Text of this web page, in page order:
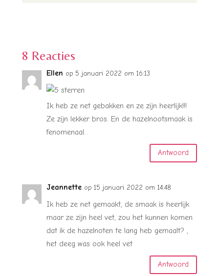
8 Reacties
Ellen op 5 januari 2022 om 16:13
Ik heb ze net gebakken en ze zijn heerlijk!!!
Ze zijn lekker bros. En de hazelnootsmaak is
fenomenaal.
Antwoord
Jeannette op 15 januari 2022 om 14:48
Ik heb ze net gemaakt, de smaak is heerlijk
maar ze zijn heel vet, zou het kunnen komen
dat ik de hazelnoten te lang heb gemaalt? ,
het deeg was ook heel vet
Antwoord